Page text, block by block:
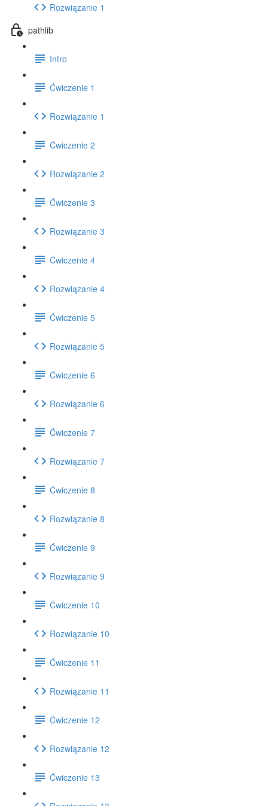
Rozwiązanie 1
pathlib
Intro
Ćwiczenie 1
Rozwiązanie 1
Ćwiczenie 2
Rozwiązanie 2
Ćwiczenie 3
Rozwiązanie 3
Ćwiczenie 4
Rozwiązanie 4
Ćwiczenie 5
Rozwiązanie 5
Ćwiczenie 6
Rozwiązanie 6
Ćwiczenie 7
Rozwiązanie 7
Ćwiczenie 8
Rozwiązanie 8
Ćwiczenie 9
Rozwiązanie 9
Ćwiczenie 10
Rozwiązanie 10
Ćwiczenie 11
Rozwiązanie 11
Ćwiczenie 12
Rozwiązanie 12
Ćwiczenie 13